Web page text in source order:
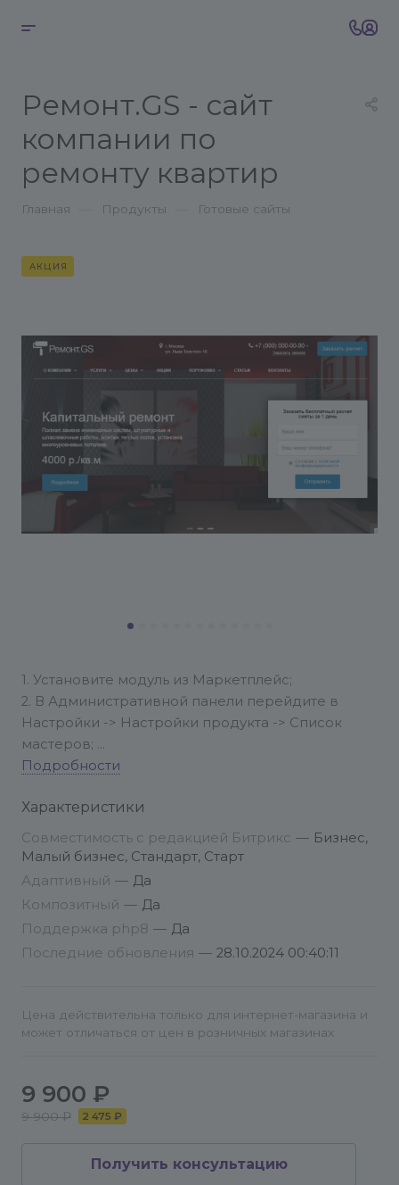
Ремонт.GS - сайт
компании по
ремонту квартир
Главная Продукты Готовые сайты
АКЦИЯ
1. Установите модуль из Маркетплейс;
2. В Административной панели перейдите в
Настройки -> Настройки продукта -> Список
мастеров;
3. Выберите мастер "Ремонт.GS - сайт компании
меню Установить;
4. Следуйте указаниям мастера установки.
Рекомендуется устанавливать на чистую версию
Битрикс
Детальная инструкция по настройке решения:
ИНСТРУКЦИЯ - Настройка решения
При обращении впервые указывайте,
пожалуйста, номер вашего купона и адрес сайта.
выходной
Подробности
Характеристики
Совместимость с редакцией Битрикс — Бизнес,
Малый бизнес, Стандарт, Старт
Адаптивный — Да
Композитный — Да
Поддержка php8 — Да
Последние обновления — 28.10.2024 00:40:11
Цена действительна только для интернет-магазина и
может отличаться от цен в розничных магазинах
9 900 ₽
9 900 ₽ 2 475 ₽
Получить консультацию